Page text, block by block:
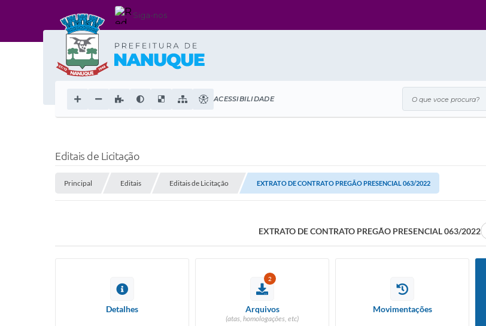
Siga-nos
ACESSIBILIDADE O que voce procura?
Editais de Licitação
Principal Editais Editais de Licitação EXTRATO DE CONTRATO PREGÃO PRESENCIAL 063/2022
EXTRATO DE CONTRATO PREGÃO PRESENCIAL 063/2022
Detalhes
2
Arquivos
(atas, homologações, etc)
Movimentações